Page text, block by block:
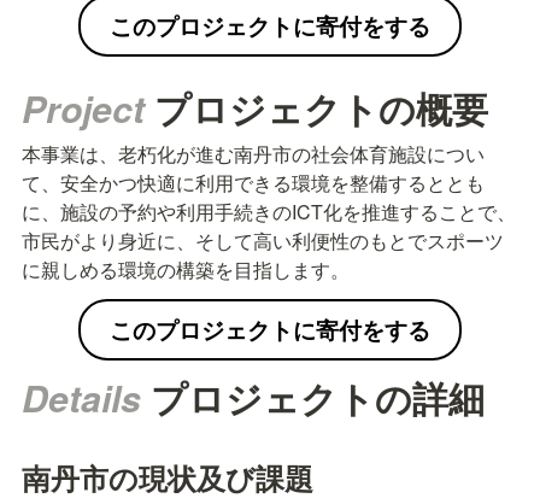
このプロジェクトに寄付をする
Project プロジェクトの概要
本事業は、老朽化が進む南丹市の社会体育施設につい
て、安全かつ快適に利用できる環境を整備するととも
に、施設の予約や利用手続きのICT化を推進することで、
市民がより身近に、そして高い利便性のもとでスポーツ
に親しめる環境の構築を目指します。
このプロジェクトに寄付をする
Details プロジェクトの詳細
南丹市の現状及び課題